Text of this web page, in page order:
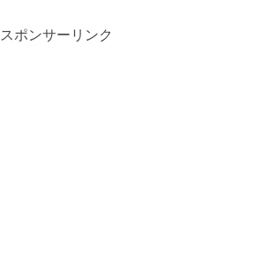
スポンサーリンク